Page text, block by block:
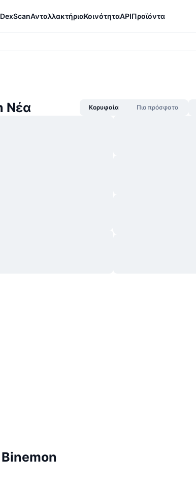
DexScanΑνταλλακτήριαΚοινότηταAPIΠροϊόντα
Νέα Κορυφαία Πιο πρόσφατα